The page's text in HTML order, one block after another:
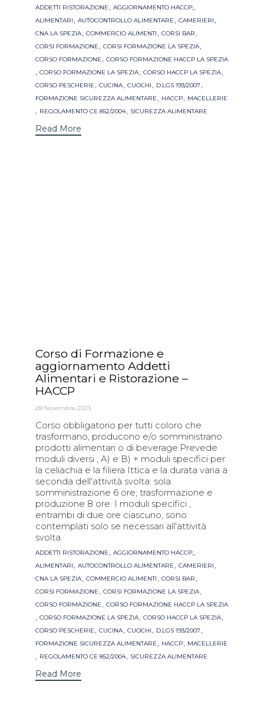
Tags
ADDETTI RISTORAZIONE , AGGIORNAMENTO HACCP;,
ALIMENTARI , AUTOCONTROLLO ALIMENTARE , CAMERIERI ,
CNA LA SPEZIA, COMMERCIO ALIMENTI , CORSI BAR ,
CORSI FORMAZIONE , CORSI FORMAZIONE LA SPEZIA,
CORSO FORMAZIONE , CORSO FORMAZIONE HACCP LA SPEZIA
, CORSO FORMAZIONE LA SPEZIA, CORSO HACCP LA SPEZIA,
CORSO PESCHERIE , CUCINA, CUOCHI , D.LGS 193/2007 ,
FORMAZIONE SICUREZZA ALIMENTARE , HACCP, MACELLERIE
, REGOLAMENTO CE 852/2004, SICUREZZA ALIMENTARE
Read More
Corso di Formazione e
aggiornamento Addetti
Alimentari e Ristorazione –
HACCP
28 Novembre 2023
Corso obbligatorio per tutti coloro che
trasformano, producono e/o somministrano
prodotti alimentari o di beverage.Prevede
moduli diversi , A) e B) + moduli specifici per
la celiachia e la filiera Ittica e la durata varia a
seconda dell'attività svolta: sola
somministrazione 6 ore; trasformazione e
produzione 8 ore. I moduli specifici ,
entrambi di due ore ciascuno, sono
contemplati solo se necessari all'attività
svolta.
Tags
ADDETTI RISTORAZIONE , AGGIORNAMENTO HACCP;,
ALIMENTARI , AUTOCONTROLLO ALIMENTARE , CAMERIERI ,
CNA LA SPEZIA, COMMERCIO ALIMENTI , CORSI BAR ,
CORSI FORMAZIONE , CORSI FORMAZIONE LA SPEZIA,
CORSO FORMAZIONE , CORSO FORMAZIONE HACCP LA SPEZIA
, CORSO FORMAZIONE LA SPEZIA, CORSO HACCP LA SPEZIA,
CORSO PESCHERIE , CUCINA, CUOCHI , D.LGS 193/2007 ,
FORMAZIONE SICUREZZA ALIMENTARE , HACCP, MACELLERIE
, REGOLAMENTO CE 852/2004, SICUREZZA ALIMENTARE
Read More